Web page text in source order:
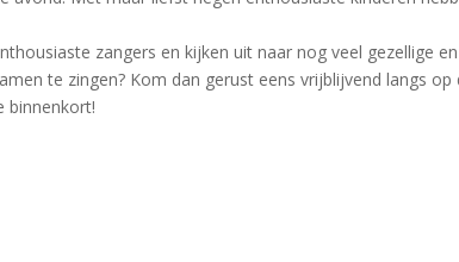
zangers en kijken uit naar nog veel gezellige
te zingen? Kom dan gerust eens vrijblijvend langs
binnenkort!